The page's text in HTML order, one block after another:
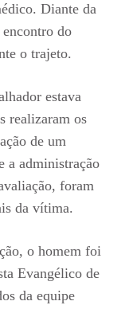
Diante da
do
o trajeto.
estava
realizaram os
de um
a administração
foram
da vítima.
o homem foi
Evangélico de
da equipe